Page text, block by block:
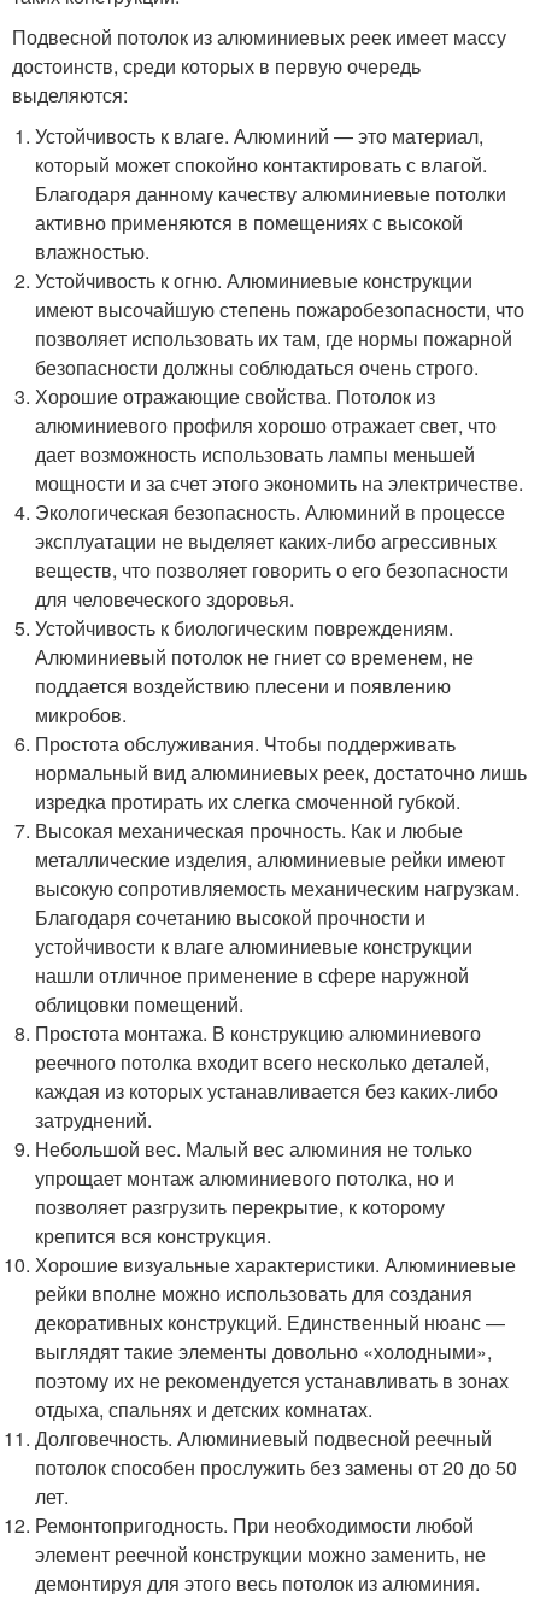
Подвесной потолок из алюминиевых реек имеет массу
достоинств, среди которых в первую очередь
выделяются:
Устойчивость к влаге. Алюминий — это материал,
который может спокойно контактировать с влагой.
Благодаря данному качеству алюминиевые потолки
активно применяются в помещениях с высокой
влажностью.
Устойчивость к огню. Алюминиевые конструкции
имеют высочайшую степень пожаробезопасности, что
позволяет использовать их там, где нормы пожарной
безопасности должны соблюдаться очень строго.
Хорошие отражающие свойства. Потолок из
алюминиевого профиля хорошо отражает свет, что
дает возможность использовать лампы меньшей
мощности и за счет этого экономить на электричестве.
Экологическая безопасность. Алюминий в процессе
эксплуатации не выделяет каких-либо агрессивных
веществ, что позволяет говорить о его безопасности
для человеческого здоровья.
Устойчивость к биологическим повреждениям.
Алюминиевый потолок не гниет со временем, не
поддается воздействию плесени и появлению
микробов.
Простота обслуживания. Чтобы поддерживать
нормальный вид алюминиевых реек, достаточно лишь
изредка протирать их слегка смоченной губкой.
Высокая механическая прочность. Как и любые
металлические изделия, алюминиевые рейки имеют
высокую сопротивляемость механическим нагрузкам.
Благодаря сочетанию высокой прочности и
устойчивости к влаге алюминиевые конструкции
нашли отличное применение в сфере наружной
облицовки помещений.
Простота монтажа. В конструкцию алюминиевого
реечного потолка входит всего несколько деталей,
каждая из которых устанавливается без каких-либо
затруднений.
Небольшой вес. Малый вес алюминия не только
упрощает монтаж алюминиевого потолка, но и
позволяет разгрузить перекрытие, к которому
крепится вся конструкция.
Хорошие визуальные характеристики. Алюминиевые
рейки вполне можно использовать для создания
декоративных конструкций. Единственный нюанс —
выглядят такие элементы довольно «холодными»,
поэтому их не рекомендуется устанавливать в зонах
отдыха, спальнях и детских комнатах.
Долговечность. Алюминиевый подвесной реечный
потолок способен прослужить без замены от 20 до 50
лет.
Ремонтопригодность. При необходимости любой
элемент реечной конструкции можно заменить, не
демонтируя для этого весь потолок из алюминия.